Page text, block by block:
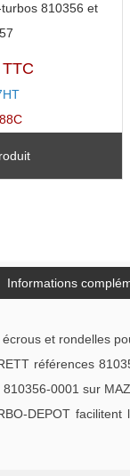
810356 et
Informations
et rondelles
références
0001 sur
DEPOT